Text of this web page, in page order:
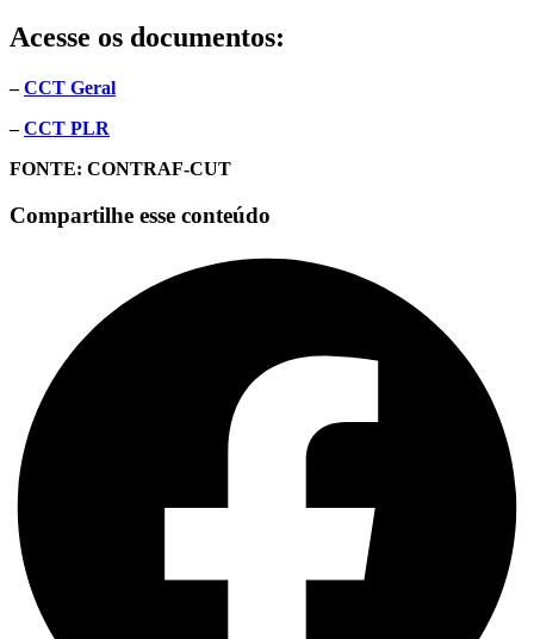
Acesse os documentos:
–CCT Geral
–CCT PLR
FONTE: CONTRAF-CUT
Compartilhe esse conteúdo